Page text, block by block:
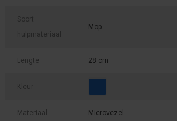
Soort
hulpmateriaal
Mop
Lengte 28 cm
Kleur
Materiaal Microvezel